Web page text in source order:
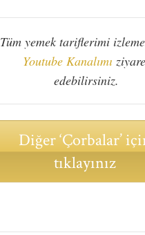
Tüm yemek tariflerimi
Youtube Kanalımı
edebilirsiniz.
Diğer ‘Çorbalar’
tıklayınız